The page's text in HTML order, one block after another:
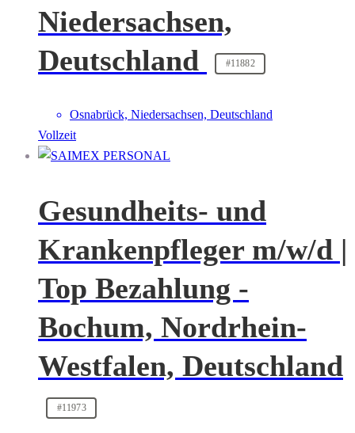
Niedersachsen,
Deutschland
#11882
Osnabrück, Niedersachsen, Deutschland
Vollzeit
Gesundheits- und
Krankenpfleger m/w/d |
Top Bezahlung -
Bochum, Nordrhein-
Westfalen, Deutschland
#11973